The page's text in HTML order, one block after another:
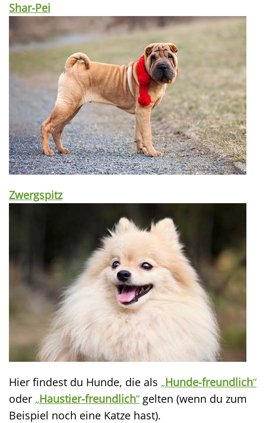
Shar-Pei
Zwergspitz
Hier findest du Hunde, die als „Hunde-freundlich“
oder „Haustier-freundlich“ gelten (wenn du zum
Beispiel noch eine Katze hast).